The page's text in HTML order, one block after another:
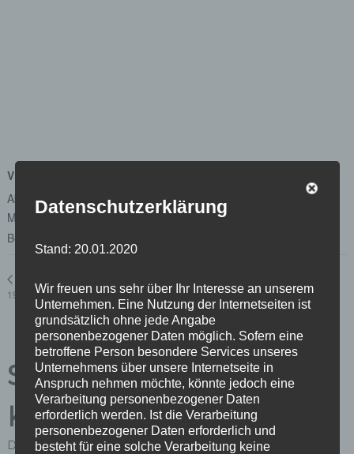
VERANSTALTUNGSORT
Abgeordnetenhaus von Berlin
Margot-Friedländer-Platz
Berlin
19.02.2020
02.03.2020
Schreibe einen
Kommentar
Du musstangemeldetsein, um einen Kommentar
Datenschutzerklärung
Stand: 20.01.2020
Wir freuen uns sehr über Ihr Interesse an unserem
Unternehmen. Eine Nutzung der Internetseiten ist
grundsätzlich ohne jede Angabe
personenbezogener Daten möglich. Sofern eine
betroffene Person besondere Services unseres
Unternehmens über unsere Internetseite in
Anspruch nehmen möchte, könnte jedoch eine
Verarbeitung personenbezogener Daten
erforderlich werden. Ist die Verarbeitung
personenbezogener Daten erforderlich und
besteht für eine solche Verarbeitung keine